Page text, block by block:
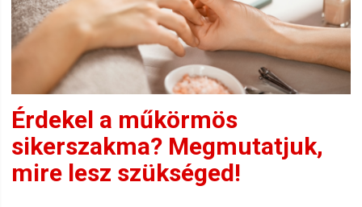
Érdekel a műkörmös
sikerszakma? Megmutatjuk,
mire lesz szükséged!